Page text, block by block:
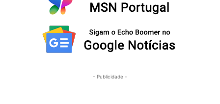
- Publicidade -